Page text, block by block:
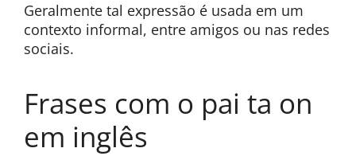
Geralmente tal expressão é usada em um
contexto informal, entre amigos ou nas redes
sociais.
Frases com o pai ta on
em inglês